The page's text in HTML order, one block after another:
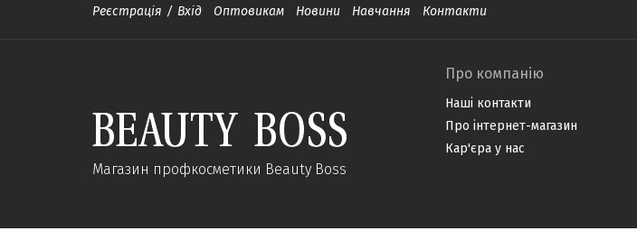
Реєстрація / Вхід Оптовикам Новини Навчання Контакти
Магазин профкосметики Beauty Boss
Про компанію
Наші контакти
Про інтернет-магазин
Кар'єра у нас